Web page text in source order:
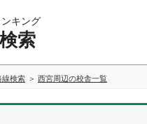
キング
索
線検索 西宮周辺の校舎一覧